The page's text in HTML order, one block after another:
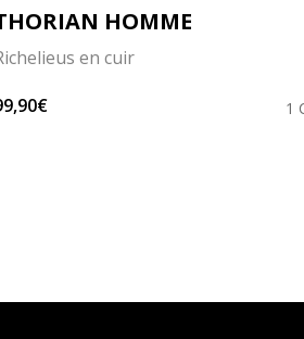
HOMME
en cuir
1